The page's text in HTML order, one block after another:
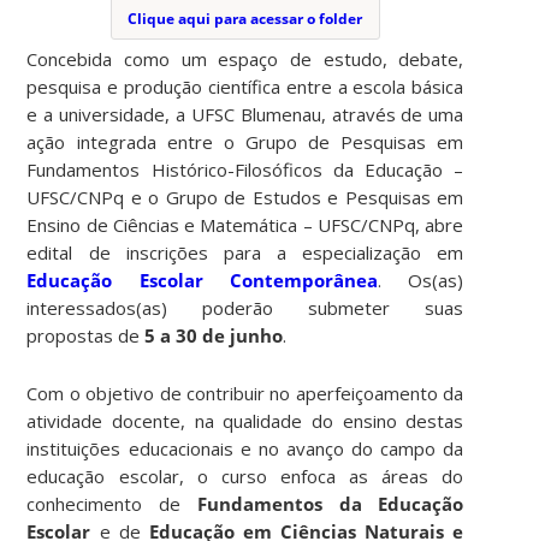
Clique aqui para acessar o folder
Concebida como um espaço de estudo, debate,
pesquisa e produção científica entre a escola básica
e a universidade, a UFSC Blumenau, através de uma
ação integrada entre o Grupo de Pesquisas em
Fundamentos Histórico-Filosóficos da Educação –
UFSC/CNPq e o Grupo de Estudos e Pesquisas em
Ensino de Ciências e Matemática – UFSC/CNPq, abre
edital de inscrições para a especialização em
Educação Escolar Contemporânea. Os(as)
interessados(as) poderão submeter suas
propostas de5 a 30 de junho.
Com o objetivo de contribuir no aperfeiçoamento da
atividade docente, na qualidade do ensino destas
instituições educacionais e no avanço do campo da
educação escolar, o curso enfoca as áreas do
conhecimento de Fundamentos da Educação
Escolar e de Educação em Ciências Naturais e